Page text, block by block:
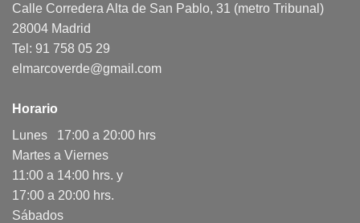
Calle Corredera Alta de San Pablo, 31 (metro Tribunal)
28004 Madrid
Tel: 91 758 05 29
elmarcoverde@gmail.com
Horario
Lunes 17:00 a 20:00 hrs
Martes a Viernes
11:00 a 14:00 hrs. y
17:00 a 20:00 hrs.
Sábados